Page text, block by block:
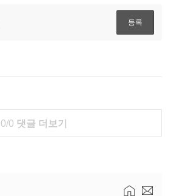
0/0 댓글 더보기